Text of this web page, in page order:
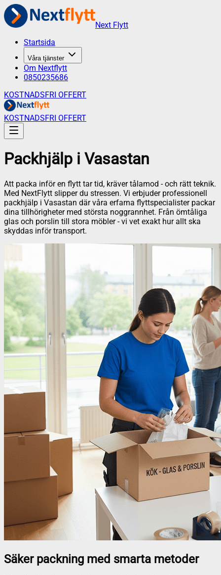
Next Flytt
Startsida
Våra tjänster
Om Nextflytt
0850235686
KOSTNADSFRI OFFERT
KOSTNADSFRI OFFERT
Packhjälp i Vasastan
Att packa inför en flytt tar tid, kräver tålamod - och rätt teknik.
Med NextFlytt slipper du stressen. Vi erbjuder professionell
packhjälp i Vasastan där våra erfarna flyttspecialister packar
dina tillhörigheter med största noggrannhet. Från ömtåliga
glas och porslin till stora möbler - vi vet exakt hur allt ska
skyddas inför transport.
Säker packning med smarta metoder